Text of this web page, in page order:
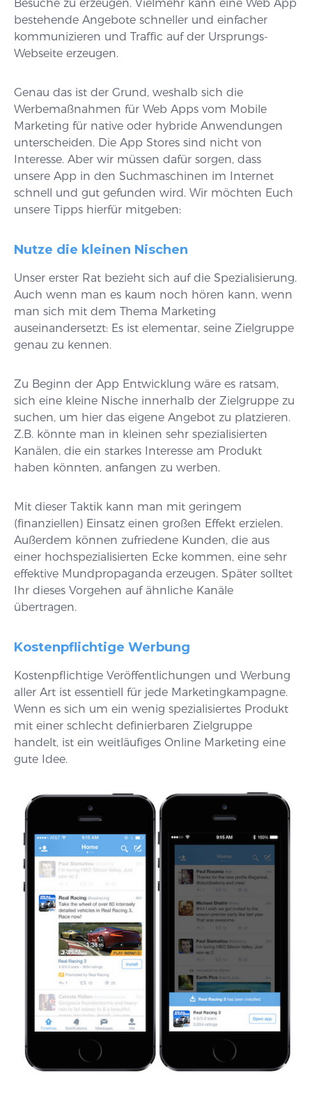
Besuche zu erzeugen. Vielmehr kann eine Web App
bestehende Angebote schneller und einfacher
kommunizieren und Traffic auf der Ursprungs-
Webseite erzeugen.
Genau das ist der Grund, weshalb sich die
Werbemaßnahmen für Web Apps vom Mobile
Marketing für native oder hybride Anwendungen
unterscheiden. Die App Stores sind nicht von
Interesse. Aber wir müssen dafür sorgen, dass
unsere App in den Suchmaschinen im Internet
schnell und gut gefunden wird. Wir möchten Euch
unsere Tipps hierfür mitgeben:
Nutze die kleinen Nischen
Unser erster Rat bezieht sich auf die Spezialisierung.
Auch wenn man es kaum noch hören kann, wenn
man sich mit dem Thema Marketing
auseinandersetzt: Es ist elementar, seine Zielgruppe
genau zu kennen.
Zu Beginn der App Entwicklung wäre es ratsam,
sich eine kleine Nische innerhalb der Zielgruppe zu
suchen, um hier das eigene Angebot zu platzieren.
Z.B. könnte man in kleinen sehr spezialisierten
Kanälen, die ein starkes Interesse am Produkt
haben könnten, anfangen zu werben.
Mit dieser Taktik kann man mit geringem
(finanziellen) Einsatz einen großen Effekt erzielen.
Außerdem können zufriedene Kunden, die aus
einer hochspezialisierten Ecke kommen, eine sehr
effektive Mundpropaganda erzeugen. Später solltet
Ihr dieses Vorgehen auf ähnliche Kanäle
übertragen.
Kostenpflichtige Werbung
Kostenpflichtige Veröffentlichungen und Werbung
aller Art ist essentiell für jede Marketingkampagne.
Wenn es sich um ein wenig spezialisiertes Produkt
mit einer schlecht definierbaren Zielgruppe
handelt, ist ein weitläufiges Online Marketing eine
gute Idee.